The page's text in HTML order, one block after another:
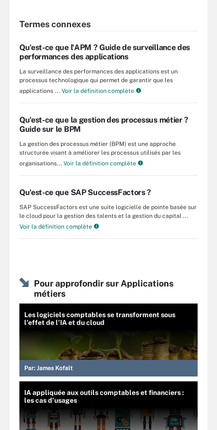
Termes connexes
Qu'est-ce que l'APM ? Guide de surveillance des
performances des applications
La surveillance des performances des applications est un
processus technologique qui permet de garantir que les
applications ... Voir la définition complète
Qu'est-ce que la gestion des processus métier ?
Guide sur le BPM
La gestion des processus métier (BPM) est une approche
structurée visant à améliorer les processus utilisés par les
organisations... Voir la définition complète
Qu'est-ce que SAP SuccessFactors ?
SAP SuccessFactors est une suite logicielle de pointe basée sur
le cloud pour la gestion des talents et la gestion du capital ...
Voir la définition complète
Pour approfondir sur Applications
métiers
Les logiciels comptables se transforment sous
l’effet de l’IA et du cloud
Par: James Kofalt
IA appliquée aux outils comptables et financiers :
les cas d’usages